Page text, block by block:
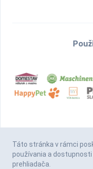
Táto stránka v rámci
používania a
prehliadača.